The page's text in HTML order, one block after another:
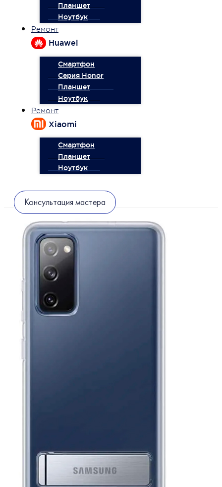
Планшет
Ноутбук
Ремонт
Huawei
Смартфон
Серия Honor
Планшет
Ноутбук
Ремонт
Xiaomi
Смартфон
Планшет
Ноутбук
Консультация мастера